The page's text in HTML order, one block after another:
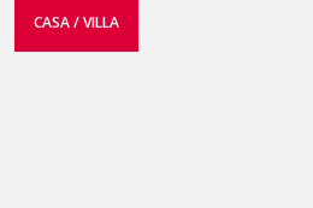
CASA / VILLA